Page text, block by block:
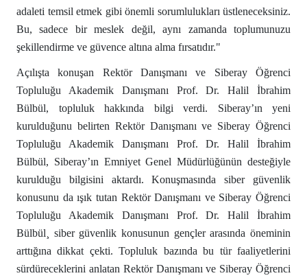
adaleti temsil etmek gibi önemli sorumlulukları üstleneceksiniz.
Bu, sadece bir meslek değil, aynı zamanda toplumunuzu
şekillendirme ve güvence altına alma fırsatıdır."
Açılışta konuşan Rektör Danışmanı ve Siberay Öğrenci
Topluluğu Akademik Danışmanı Prof. Dr. Halil İbrahim
Bülbül, topluluk hakkında bilgi verdi. Siberay’ın yeni
kurulduğunu belirten Rektör Danışmanı ve Siberay Öğrenci
Topluluğu Akademik Danışmanı Prof. Dr. Halil İbrahim
Bülbül, Siberay’ın Emniyet Genel Müdürlüğünün desteğiyle
kurulduğu bilgisini aktardı. Konuşmasında siber güvenlik
konusunu da ışık tutan Rektör Danışmanı ve Siberay Öğrenci
Topluluğu Akademik Danışmanı Prof. Dr. Halil İbrahim
Bülbül¸ siber güvenlik konusunun gençler arasında öneminin
arttığına dikkat çekti. Topluluk bazında bu tür faaliyetlerini
sürdüreceklerini anlatan Rektör Danışmanı ve Siberay Öğrenci